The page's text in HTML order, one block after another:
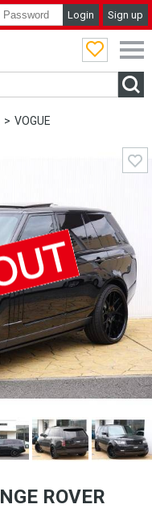
Login Sign up
VOGUE
ROVER